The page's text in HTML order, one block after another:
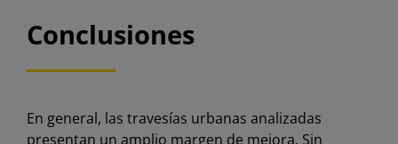
Conclusiones
En general, las travesías urbanas analizadas
presentan un amplio margen de mejora. Sin